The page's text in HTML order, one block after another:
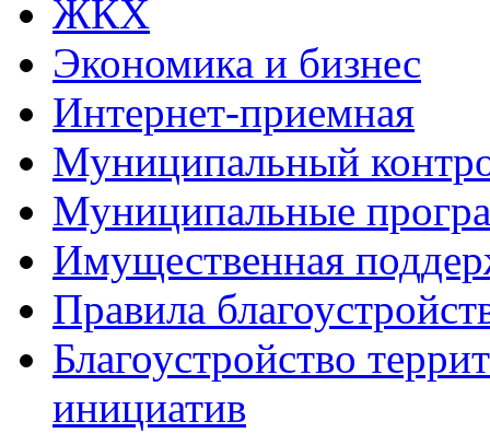
ЖКХ
Экономика и бизнес
Интернет-приемная
Муниципальный
Муниципальные
Имущественная
Правила
Благоустройство
инициатив